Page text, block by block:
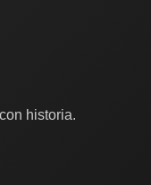
historia.